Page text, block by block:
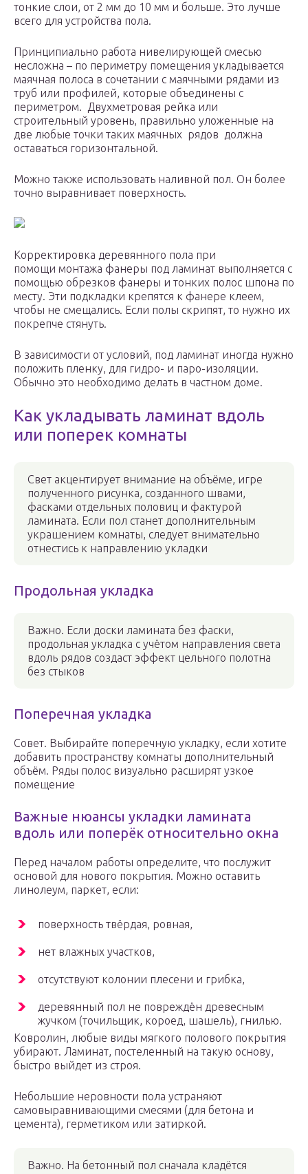
тонкие слои, от 2 мм до 10 мм и больше. Это лучше
всего для устройства пола.
Принципиально работа нивелирующей смесью
несложна – по периметру помещения укладывается
маячная полоса в сочетании с маячными рядами из
труб или профилей, которые объединены с
периметром. Двухметровая рейка или
строительный уровень, правильно уложенные на
две любые точки таких маячных рядов должна
оставаться горизонтальной.
Можно также использовать наливной пол. Он более
точно выравнивает поверхность.
Корректировка деревянного пола при
помощи монтажа фанеры под ламинат выполняется с
помощью обрезков фанеры и тонких полос шпона по
месту. Эти подкладки крепятся к фанере клеем,
чтобы не смещались. Если полы скрипят, то нужно их
покрепче стянуть.
В зависимости от условий, под ламинат иногда нужно
положить пленку, для гидро- и паро-изоляции.
Обычно это необходимо делать в частном доме.
Как укладывать ламинат вдоль
или поперек комнаты
Свет акцентирует внимание на объёме, игре
полученного рисунка, созданного швами,
фасками отдельных половиц и фактурой
ламината. Если пол станет дополнительным
украшением комнаты, следует внимательно
отнестись к направлению укладки
Продольная укладка
Важно. Если доски ламината без фаски,
продольная укладка с учётом направления света
вдоль рядов создаст эффект цельного полотна
без стыков
Поперечная укладка
Совет. Выбирайте поперечную укладку, если хотите
добавить пространству комнаты дополнительный
объём. Ряды полос визуально расширят узкое
помещение
Важные нюансы укладки ламината
вдоль или поперёк относительно окна
Перед началом работы определите, что послужит
основой для нового покрытия. Можно оставить
линолеум, паркет, если:
поверхность твёрдая, ровная,
нет влажных участков,
отсутствуют колонии плесени и грибка,
деревянный пол не повреждён древесным
жучком (точильщик, короед, шашель), гнилью.
Ковролин, любые виды мягкого полового покрытия
убирают. Ламинат, постеленный на такую основу,
быстро выйдет из строя.
Небольшие неровности пола устраняют
самовыравнивающими смесями (для бетона и
цемента), герметиком или затиркой.
Важно. На бетонный пол сначала кладётся